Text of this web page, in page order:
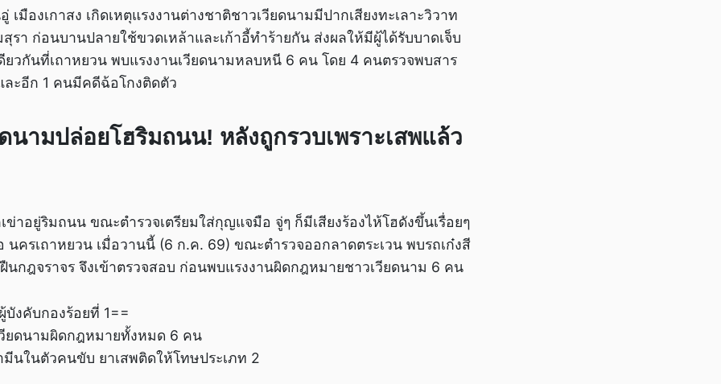
เมืองเกาสง เกิดเหตุแรงงานต่างชาติชาวเวียดนามมีปากเสียงทะเลาะวิวาท
สุรา ก่อนบานปลายใช้ขวดเหล้าและเก้าอี้ทำร้ายกัน ส่งผลให้มีผู้ได้รับบาดเจ็บ
ยวกันที่เถาหยวน พบแรงงานเวียดนามหลบหนี 6 คน โดย 4 คนตรวจพบสาร
ละอีก 1 คนมีคดีฉ้อโกงติดตัว
นามปล่อยโฮริมถนน! หลังถูกรวบเพราะเสพแล้ว
าอยู่ริมถนน ขณะตำรวจเตรียมใส่กุญแจมือ จู่ๆ ก็มีเสียงร้องไห้โฮดังขึ้นเรื่อยๆ
นครเถาหยวน เมื่อวานนี้ (6 ก.ค. 69) ขณะตำรวจออกลาดตระเวน พบรถเก๋งสี
กฎจราจร จึงเข้าตรวจสอบ ก่อนพบแรงงานผิดกฎหมายชาวเวียดนาม 6 คน
งคับกองร้อยที่ 1==
ยดนามผิดกฎหมายทั้งหมด 6 คน
นในตัวคนขับ ยาเสพติดให้โทษประเภท 2